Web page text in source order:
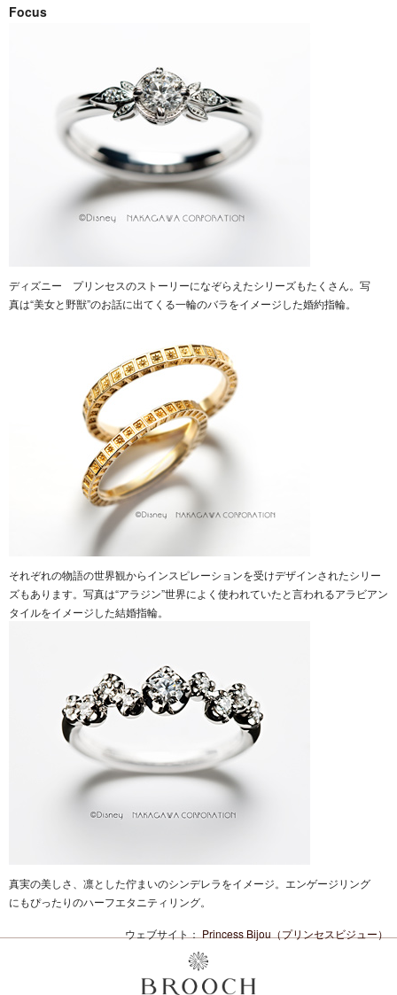
Focus
ディズニー プリンセスのストーリーになぞらえたシリーズもたくさん。写
真は“美女と野獣”のお話に出てくる一輪のバラをイメージした婚約指輪。
それぞれの物語の世界観からインスピレーションを受けデザインされたシリー
ズもあります。写真は“アラジン”世界によく使われていたと言われるアラビアン
タイルをイメージした結婚指輪。
真実の美しさ、凛とした佇まいのシンデレラをイメージ。エンゲージリング
にもぴったりのハーフエタニティリング。
ウェブサイト： Princess Bijou（プリンセスビジュー）